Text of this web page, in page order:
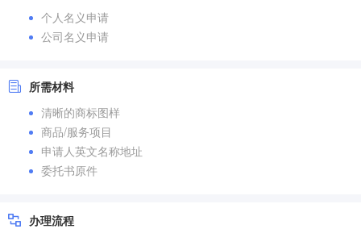
个人名义申请
公司名义申请
所需材料
清晰的商标图样
商品/服务项目
申请人英文名称地址
委托书原件
办理流程